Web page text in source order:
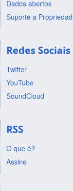
Dados abertos
Suporte a
Redes Sociais
Twitter
YouTube
SoundCloud
RSS
O que é?
Assine